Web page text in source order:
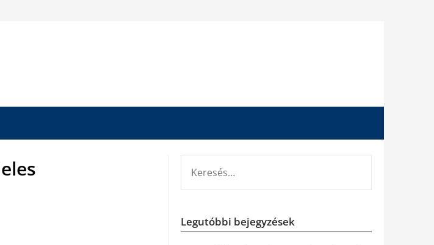
Legutóbbi bejegyzések